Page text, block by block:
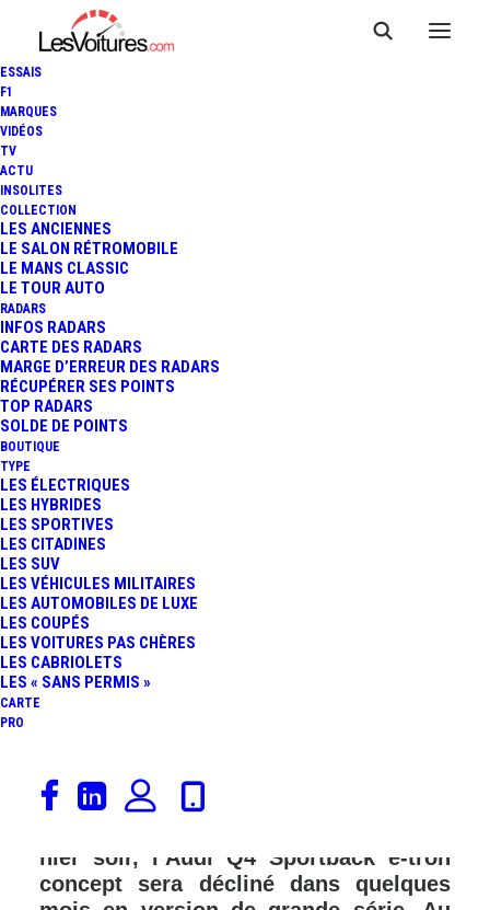
ESSAIS
F1
MARQUES
VIDÉOS
TV
ACTU
INSOLITES
COLLECTION
LES ANCIENNES
LE SALON RÉTROMOBILE
LE MANS CLASSIC
LE TOUR AUTO
RADARS
INFOS RADARS
CARTE DES RADARS
MARGE D’ERREUR DES RADARS
RÉCUPÉRER SES POINTS
TOP RADARS
SOLDE DE POINTS
BOUTIQUE
TYPE
LES ÉLECTRIQUES
LES HYBRIDES
LES SPORTIVES
LES CITADINES
LES SUV
LES VÉHICULES MILITAIRES
LES AUTOMOBILES DE LUXE
LES COUPÉS
LES VOITURES PAS CHÈRES
LES CABRIOLETS
LES « SANS PERMIS »
CARTE
PRO
AUDI Q4 SPORTBACK E-TRON
CONCEPT : EN SÉRIE L'ANNÉE
4 Minutes
Audi continue le développement de sa
gamme au label « e-tron » synonyme
hier soir, l’Audi Q4 Sportback e-tron
concept sera décliné dans quelques